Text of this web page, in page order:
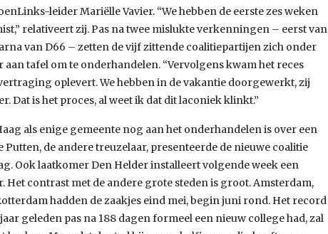
leider Mariëlle Vavier. “We hebben de eerste zes weken
relativeert zij. Pas na twee mislukte verkenningen – eerst van
van D66 – zetten de vijf zittende coalitiepartijen zich onder
tafel om te onderhandelen. “Vervolgens kwam het reces
oplevert. We hebben in de vakantie doorgewerkt, zij
Dat is het proces, al weet ik dat dit laconiek klinkt.”
als enige gemeente nog aan het onderhandelen is over een
Putten, de andere treuzelaar, presenteerde de nieuwe coalitie
Ook laatkomer Den Helder installeert volgende week een
Het contrast met de andere grote steden is groot. Amsterdam,
hadden de zaakjes eind mei, begin juni rond. Het record
geleden pas na 188 dagen formeel een nieuw college had, zal